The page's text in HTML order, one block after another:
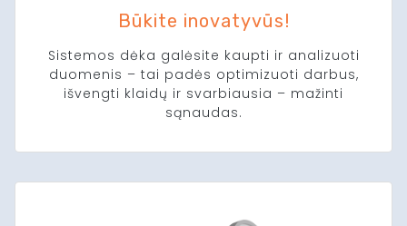
Būkite inovatyvūs!
Sistemos dėka galėsite kaupti ir analizuoti
duomenis – tai padės optimizuoti darbus,
išvengti klaidų ir svarbiausia – mažinti
sąnaudas.